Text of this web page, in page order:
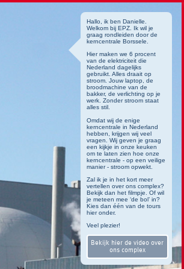
Hallo, ik ben Danielle.
Welkom bij EPZ. Ik wil je
graag rondleiden door de
kerncentrale Borssele.
Hier maken we 6 procent
van de elektriciteit die
Nederland dagelijks
gebruikt. Alles draait op
stroom. Jouw laptop, de
broodmachine van de
bakker, de verlichting op je
werk. Zonder stroom staat
alles stil.
Omdat wij de enige
kerncentrale in Nederland
hebben, krijgen wij veel
vragen. Wij geven je graag
een kijkje in onze keuken
om te laten zien hoe onze
kerncentrale - op een veilige
manier - stroom opwekt.
Zal ik je in het kort meer
vertellen over ons complex?
Bekijk dan het filmpje. Of wil
je meteen mee ‘de bol’ in?
Kies dan één van de tours
hier onder.
Veel plezier!
Bekijk hier de video over
ons complex